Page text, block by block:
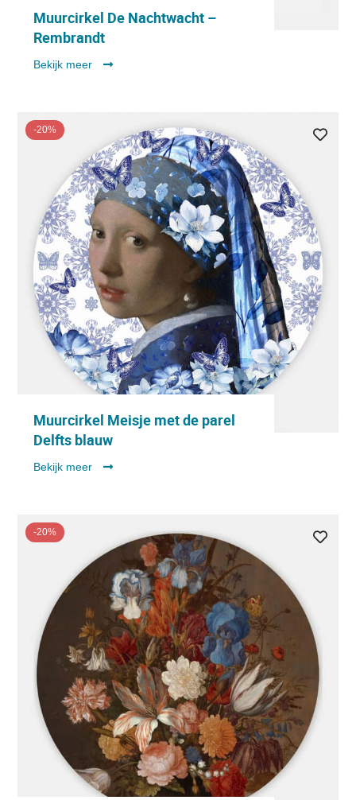
Muurcirkel De Nachtwacht –
Rembrandt
Bekijk meer
-20%
Muurcirkel Meisje met de parel
Delfts blauw
Bekijk meer
-20%